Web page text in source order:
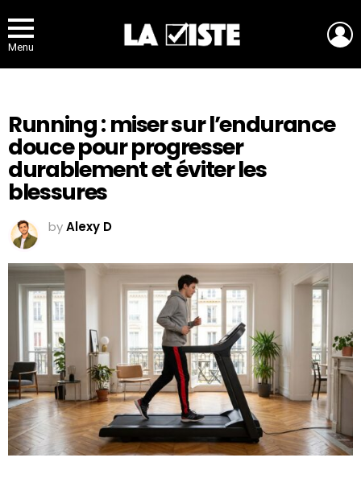
Menu
Running : miser sur l’endurance
douce pour progresser
durablement et éviter les
blessures
byAlexy D